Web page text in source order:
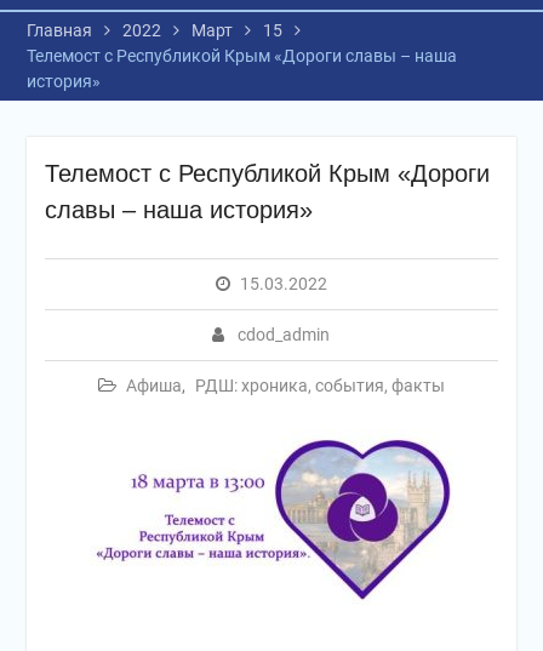
Главная 2022 Март
15
Телемост с Республикой Крым «Дороги славы – наша
история»
Телемост с Республикой Крым «Дороги
славы – наша история»
15.03.2022
cdod_admin
Афиша, РДШ: хроника, события, факты